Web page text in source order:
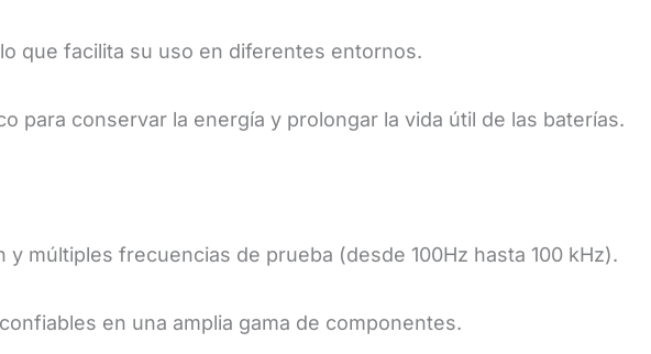
que facilita su uso en diferentes entornos.
para conservar la energía y prolongar la vida útil de las baterías.
múltiples frecuencias de prueba (desde 100Hz hasta 100 kHz).
en una amplia gama de componentes.